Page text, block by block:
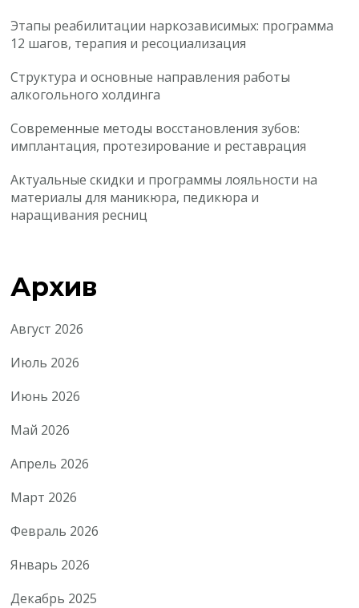
Этапы реабилитации наркозависимых: программа
12 шагов, терапия и ресоциализация
Структура и основные направления работы
алкогольного холдинга
Современные методы восстановления зубов:
имплантация, протезирование и реставрация
Актуальные скидки и программы лояльности на
материалы для маникюра, педикюра и
наращивания ресниц
Архив
Август 2026
Июль 2026
Июнь 2026
Май 2026
Апрель 2026
Март 2026
Февраль 2026
Январь 2026
Декабрь 2025